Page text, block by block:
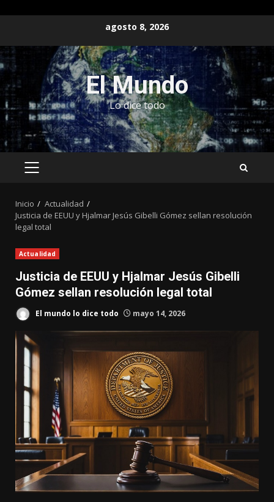
contenido
agosto 8, 2026
El Mundo
Lo dice todo
MENÚ
Inicio
Actualidad
Justicia de EEUU y Hjalmar Jesús Gibelli Gómez sellan resolución
legal total
Actualidad
Justicia de EEUU y Hjalmar Jesús Gibelli
Gómez sellan resolución legal total
El mundo lo dice todo mayo 14, 2026